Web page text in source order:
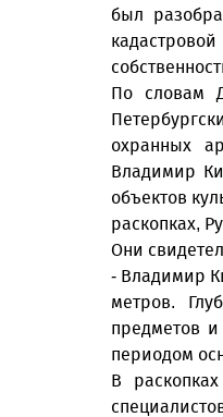
был
По словам
охранных
Владимир
объектов
раскопках,
Они
- Владимир
метров.
предметов
периодом
В